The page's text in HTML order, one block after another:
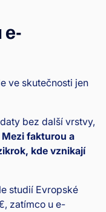
e-
ve skutečnosti jen
bez další vrstvy,
Mezi fakturou a
kde vznikají
studií Evropské
zatímco u e-